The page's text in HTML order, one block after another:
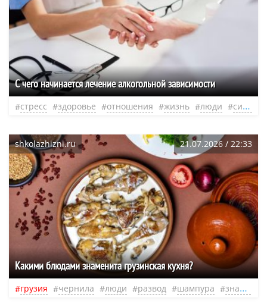
С чего начинается лечение алкогольной зависимости
стресс здоровье отношения жизнь люди система
shkolazhizni.ru 21.07.2026 / 22:33
Какими блюдами знаменита грузинская кухня?
грузия чернила люди развод шампура знаменитости